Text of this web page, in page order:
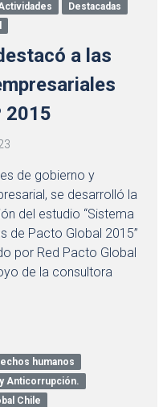
Destacadas
a las
2015
de gobierno y
se desarrolló la
del estudio “Sistema
de Pacto Global 2015”
por Red Pacto Global
de la consultora
humanos
Anticorrupción.
Chile